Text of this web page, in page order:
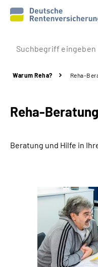
Prävention
Rente
Beratung & Kontakt
Über uns & Presse
Online-Services
Suche
Warum Reha? Reha-
Reha-
Beratung und Hilfe in